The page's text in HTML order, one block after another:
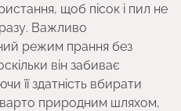
щоб пісок і пил не
Важливо
режим прання без
він забиває
її здатність вбирати
природним шляхом,